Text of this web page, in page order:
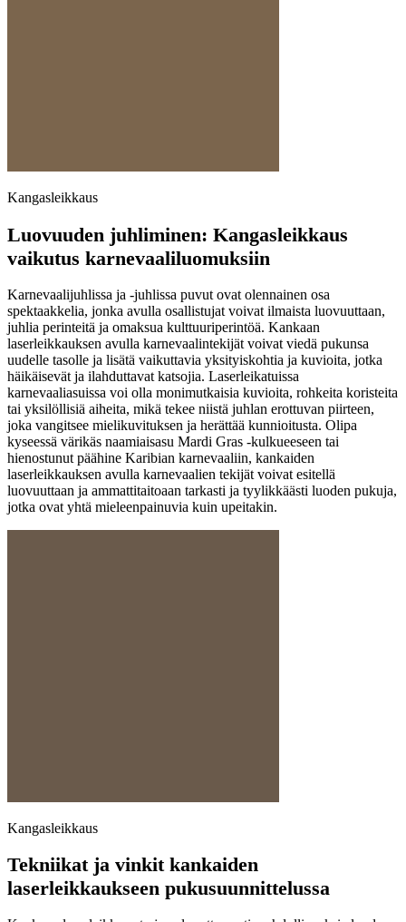
Kangasleikkaus
Luovuuden juhliminen: Kangasleikkaus
vaikutus karnevaaliluomuksiin
Karnevaalijuhlissa ja -juhlissa puvut ovat olennainen osa
spektaakkelia, jonka avulla osallistujat voivat ilmaista luovuuttaan,
juhlia perinteitä ja omaksua kulttuuriperintöä. Kankaan
laserleikkauksen avulla karnevaalintekijät voivat viedä pukunsa
uudelle tasolle ja lisätä vaikuttavia yksityiskohtia ja kuvioita, jotka
häikäisevät ja ilahduttavat katsojia. Laserleikatuissa
karnevaaliasuissa voi olla monimutkaisia kuvioita, rohkeita koristeita
tai yksilöllisiä aiheita, mikä tekee niistä juhlan erottuvan piirteen,
joka vangitsee mielikuvituksen ja herättää kunnioitusta. Olipa
kyseessä värikäs naamiaisasu Mardi Gras -kulkueeseen tai
hienostunut päähine Karibian karnevaaliin, kankaiden
laserleikkauksen avulla karnevaalien tekijät voivat esitellä
luovuuttaan ja ammattitaitoaan tarkasti ja tyylikkäästi luoden pukuja,
jotka ovat yhtä mieleenpainuvia kuin upeitakin.
Kangasleikkaus
Tekniikat ja vinkit kankaiden
laserleikkaukseen pukusuunnittelussa